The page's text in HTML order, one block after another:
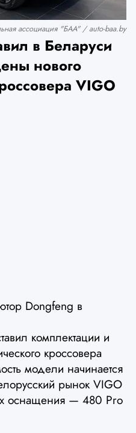
ассоциация "БАА" / auto-baa.by
в Беларуси
нового
VIGO
Dongfeng в
комплектации и
кроссовера
модели начинается
рынок VIGO
оснащения — 480 Pro